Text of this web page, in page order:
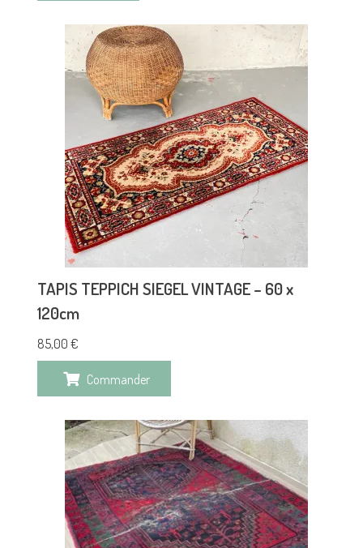
TAPIS TEPPICH SIEGEL VINTAGE – 60 x
120cm
85,00 €
Commander